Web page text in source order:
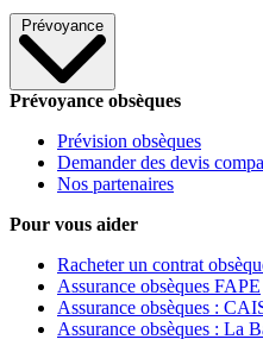
Prévoyance
Prévoyance obsèques
Prévision obsèques
Demander des devis
Nos partenaires
Pour vous aider
Racheter un contrat
Assurance obsèques FAPE
Assurance obsèques :
Assurance obsèques : La